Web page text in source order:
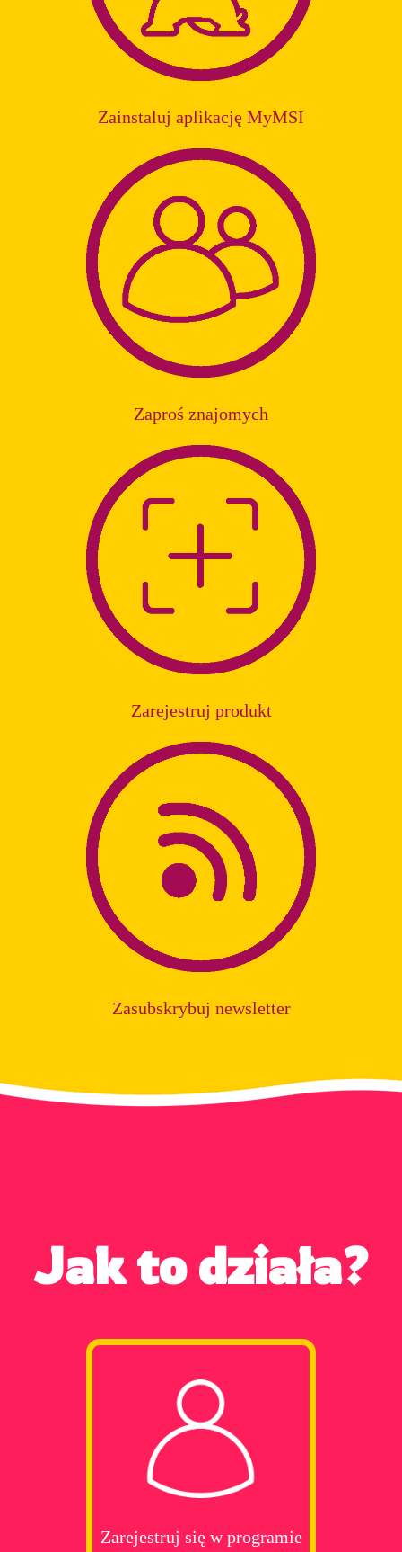
Zainstaluj aplikację MyMSI
Zaproś znajomych
Zarejestruj produkt
Zasubskrybuj newsletter
Jak to działa?
Zarejestruj się w programie